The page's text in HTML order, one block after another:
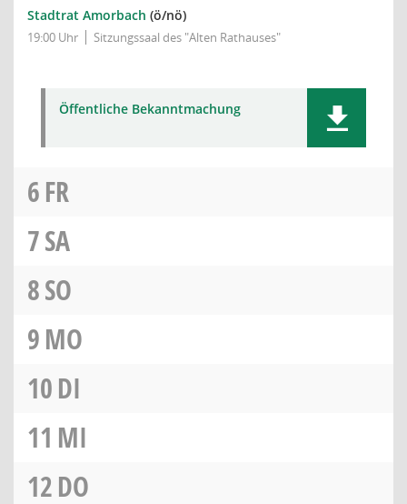
Stadtrat Amorbach (ö/nö)
19:00 Uhr Sitzungssaal des "Alten Rathauses"
Öffentliche Bekanntmachung
6FR
7SA
8SO
9MO
10DI
11 MI
12DO